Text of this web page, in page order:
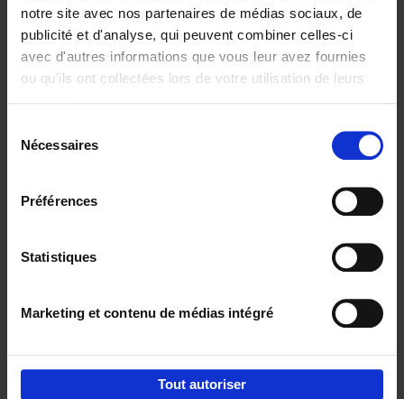
notre site avec nos partenaires de médias sociaux, de
publicité et d'analyse, qui peuvent combiner celles-ci
avec d'autres informations que vous leur avez fournies
ou qu'ils ont collectées lors de votre utilisation de leurs
Nécessaires
Préférences
Statistiques
Marketing et contenu de médias intégré
Tout autoriser
€37,50
Building Bonds = Building